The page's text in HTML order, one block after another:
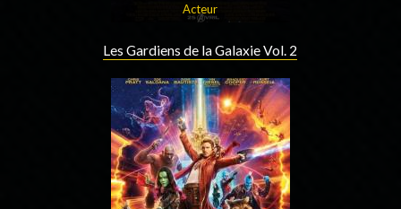
Acteur
Les Gardiens de la Galaxie Vol. 2